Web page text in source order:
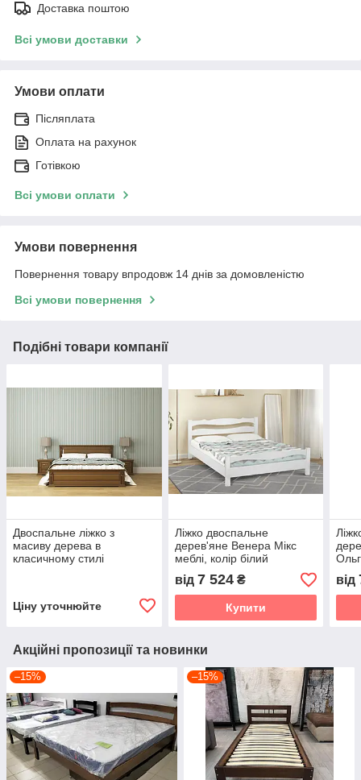
Доставка поштою
Всі умови доставки
Умови оплати
Післяплата
Оплата на рахунок
Готівкою
Всі умови оплати
Умови повернення
Повернення товару впродовж 14 днів за домовленістю
Всі умови повернення
Подібні товари компанії
Двоспальне ліжко з
масиву дерева в
класичному стилі
Ціну уточнюйте
Ліжко двоспальне
дерев'яне Венера Мікс
меблі, колір білий
від 7 524₴
Купити
від
Акційні пропозиції та новинки
–15% –15%